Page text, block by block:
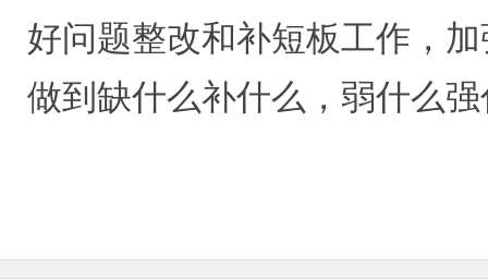
好问题整改和补短板工作，
做到缺什么补什么，弱什么